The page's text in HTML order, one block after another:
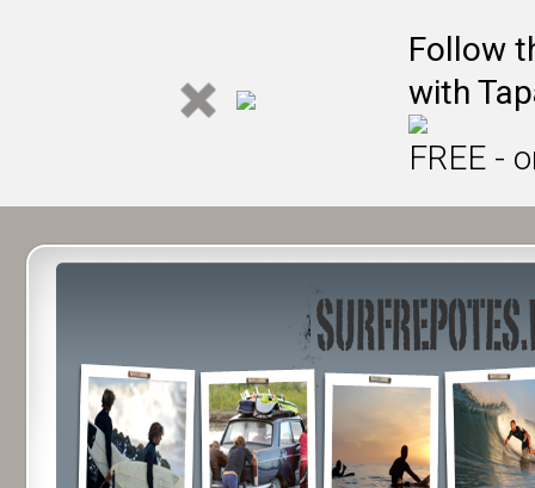
Follow
with
FREE -